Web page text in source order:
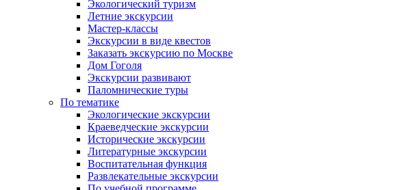
Экологический туризм
Летние экскурсии
Мастер-классы
Экскурсии в виде квестов
Заказать экскурсию по Москве
Дом Гоголя
Экскурсии развивают
Паломнические туры
По тематике
Экологические экскурсии
Краеведческие экскурсии
Исторические экскурсии
Литературные экскурсии
Воспитательная функция
Развлекательные экскурсии